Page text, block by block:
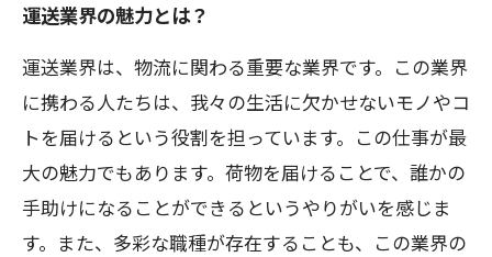
運送業界の魅力とは？
運送業界は、物流に関わる重要な業界です。この業界
に携わる人たちは、我々の生活に欠かせないモノやコ
トを届けるという役割を担っています。この仕事が最
大の魅力でもあります。荷物を届けることで、誰かの
手助けになることができるというやりがいを感じま
す。また、多彩な職種が存在することも、この業界の